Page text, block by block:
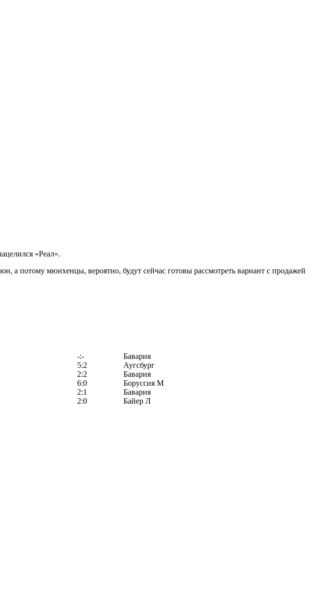
«Реал».
а потому мюнхенцы, вероятно, будут сейчас готовы рассмотреть вариант с продажей
-:-
Бавария
5:2
Аугсбург
2:2
Бавария
6:0
Боруссия М
2:1
Бавария
2:0
Байер Л